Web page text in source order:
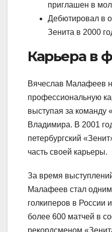
приглашен в
Дебютировал в
Зенита в 2000
Карьера в
Вячеслав Малафеев
профессиональную
выступая за команду
Владимира. В 2001
петербургский
часть своей карьеры.
За время
Малафеев стал
голкиперов в России
более 600 матчей в
рекордсменом